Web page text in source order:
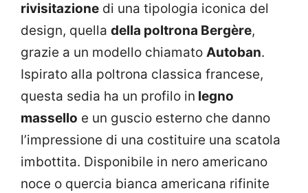
rivisitazione di una tipologia iconica del
design, quella della poltrona Bergère,
grazie a un modello chiamato Autoban.
Ispirato alla poltrona classica francese,
questa sedia ha un profilo in legno
massello e un guscio esterno che danno
l’impressione di una costituire una scatola
imbottita. Disponibile in nero americano
noce o quercia bianca americana rifinite